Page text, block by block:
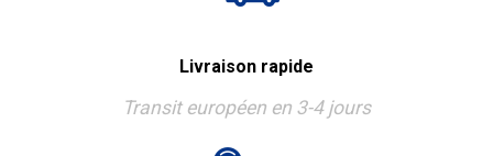
Livraison rapide
Transit européen en 3-4 jours